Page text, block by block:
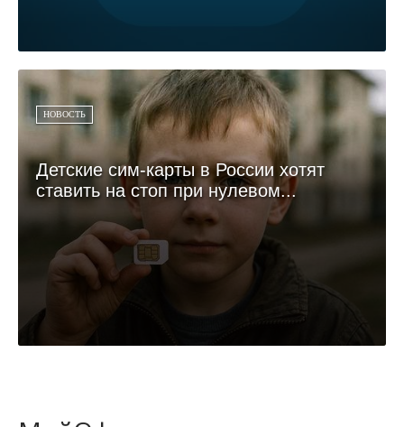
НОВОСТЬ
Детские сим-карты в России хотят
ставить на стоп при нулевом...